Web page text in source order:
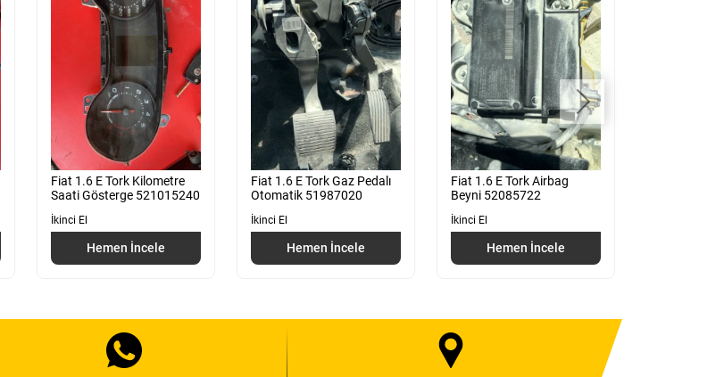
Fiat 1.6 E Tork Kilometre
Saati Gösterge 521015240
İkinci El
Hemen İncele
Fiat 1.6 E Tork Gaz Pedalı
Otomatik 51987020
İkinci El
Hemen İncele
Fiat 1.6 E Tork Airbag
Beyni 52085722
İkinci El
Hemen İncele